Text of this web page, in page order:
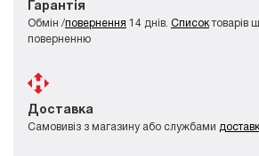
Гарантія
Обмін /повернення 14 днів. Списоктоварів
поверненню
Доставка
Самовивіз з магазину або службами